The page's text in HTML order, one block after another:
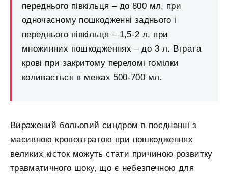
переднього півкільця – до 800 мл, при
одночасному пошкодженні заднього і
переднього півкільця – 1,5-2 л, при
множинних пошкодженнях – до 3 л. Втрата
крові при закритому переломі гомілки
коливається в межах 500-700 мл.
Виражений больовий синдром в поєднанні з
масивною крововтратою при пошкодженнях
великих кісток можуть стати причиною розвитку
травматичного шоку, що є небезпечною для